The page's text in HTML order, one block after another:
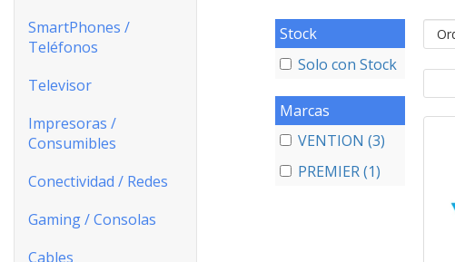
SmartPhones /
Teléfonos
Televisor
Impresoras /
Consumibles
Conectividad / Redes
Gaming / Consolas
Cables
Stock
Solo con Stock
Marcas
VENTION (3)
PREMIER (1)